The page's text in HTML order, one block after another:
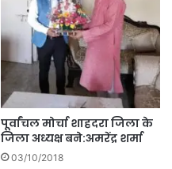
पूर्वांचल मोर्चा शाहदरा जिला के
जिला अध्यक्ष बने:अमरेंद्र शर्मा
03/10/2018